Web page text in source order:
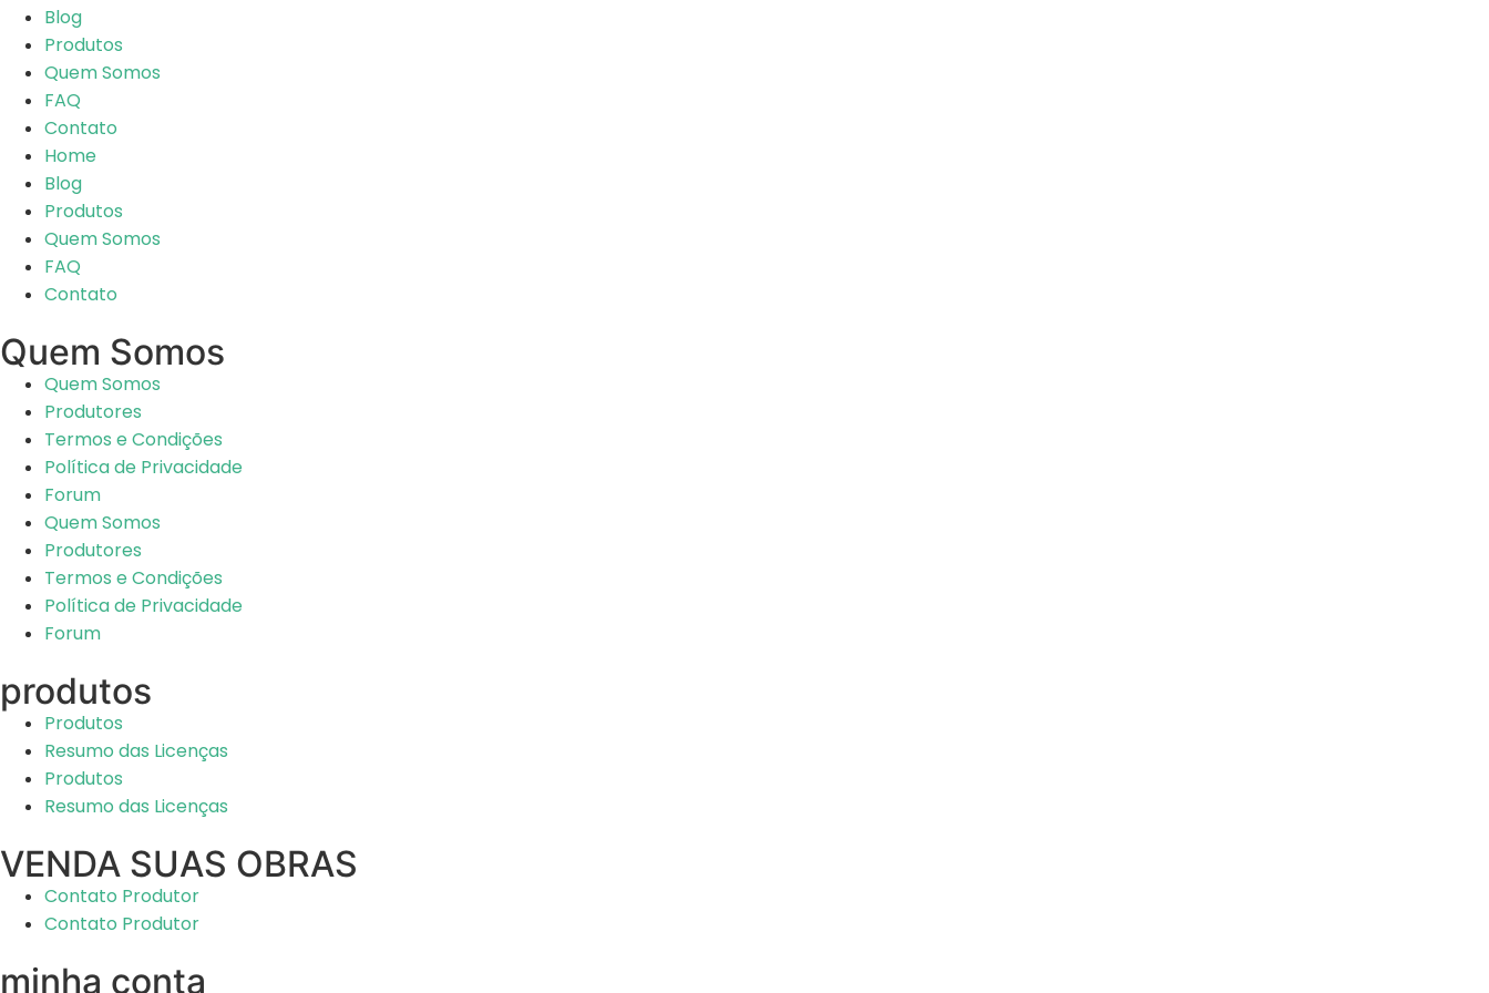
Blog
Produtos
Quem Somos
FAQ
Contato
Home
Blog
Produtos
Quem Somos
FAQ
Contato
Quem Somos
Quem Somos
Produtores
Termos e Condições
Política de Privacidade
Forum
Quem Somos
Produtores
Termos e Condições
Política de Privacidade
Forum
produtos
Produtos
Resumo das Licenças
Produtos
Resumo das Licenças
VENDA SUAS OBRAS
Contato Produtor
Contato Produtor
minha conta